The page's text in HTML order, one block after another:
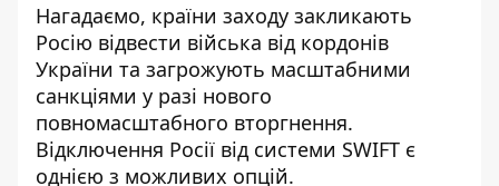
Нагадаємо, країни заходу закликають
Росію відвести війська від кордонів
України та загрожують масштабними
санкціями у разі нового
повномасштабного вторгнення.
Відключення Росії від системи SWIFT є
однією з можливих опцій.